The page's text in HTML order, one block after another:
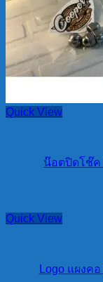
Quick View
น๊อตปิดโช๊ค
Quick View
Logo แผงค